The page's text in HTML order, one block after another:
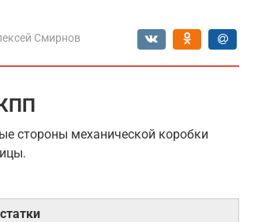
Смирнов
стороны механической коробки